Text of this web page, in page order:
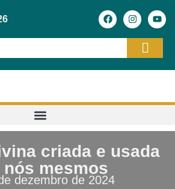
criada e usada
nós mesmos
dezembro de 2024